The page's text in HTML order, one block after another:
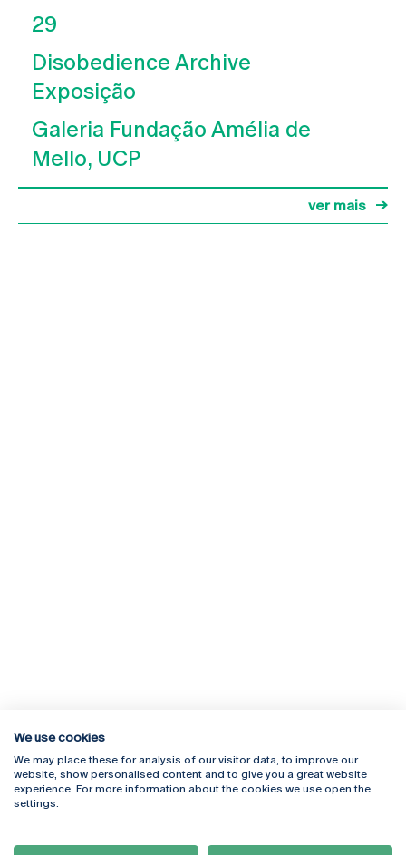
29
Disobedience Archive
Exposição
Galeria Fundação Amélia de
Mello, UCP
ver mais
Rua Diogo Botelho 1327
4169-005 Porto
+351 226 196 240
Campus Online
Webmail
Como Chegar
We use cookies
We may place these for analysis of our visitor data, to improve our
website, show personalised content and to give you a great website
experience. For more information about the cookies we use open the
settings.